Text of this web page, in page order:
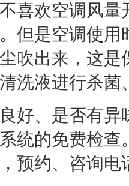
喜欢空调 风量
但是空调使用
吹出来，这是
洗液进行杀菌
好、是否有异
系统的免费检查
预约、咨询电